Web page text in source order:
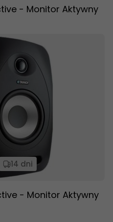
- Monitor Aktywny
14 dni
- Monitor Aktywny